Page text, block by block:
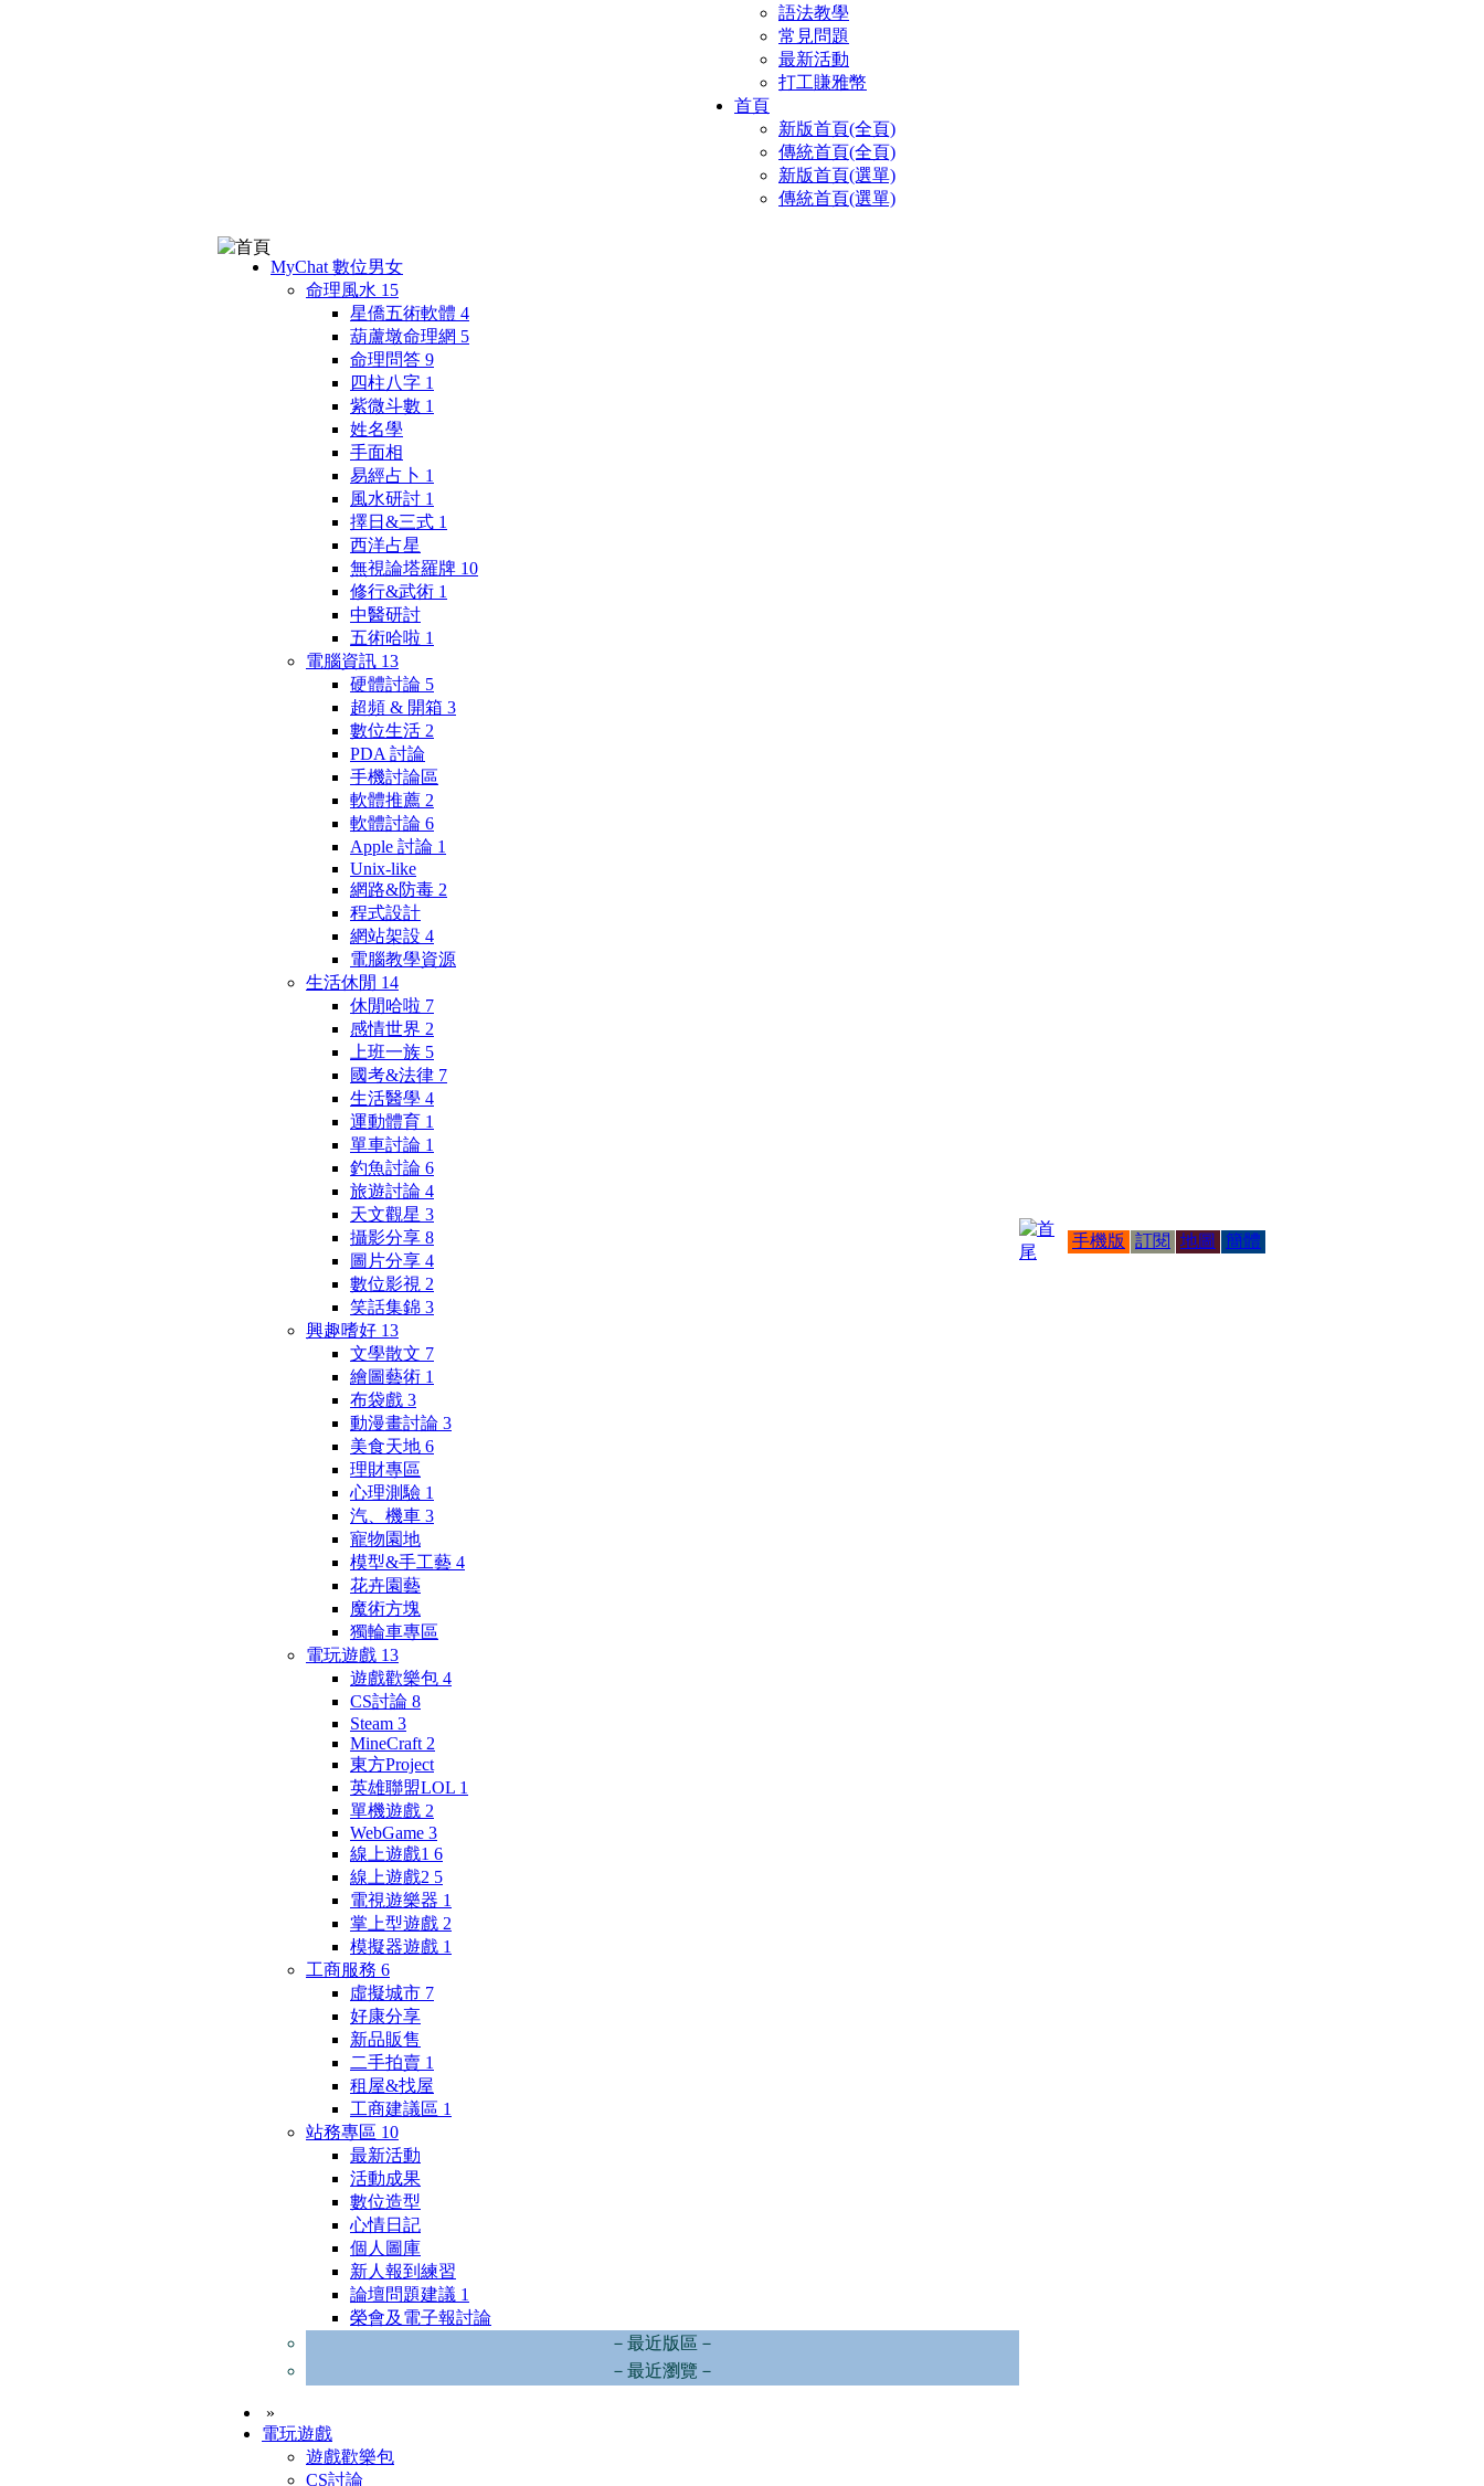
語法教學
常見問題
最新活動
打工賺雅幣
首頁
新版首頁(全頁)
傳統首頁(全頁)
新版首頁(選單)
傳統首頁(選單)
MyChat 數位男女
命理風水 15
星僑五術軟體 4
葫蘆墩命理網 5
命理問答 9
四柱八字 1
紫微斗數 1
姓名學
手面相
易經占卜 1
風水研討 1
擇日&三式 1
西洋占星
無視論塔羅牌 10
修行&武術 1
中醫研討
五術哈啦 1
電腦資訊 13
硬體討論 5
超頻 & 開箱 3
數位生活 2
PDA 討論
手機討論區
軟體推薦 2
軟體討論 6
Apple 討論 1
Unix-like
網路&防毒 2
程式設計
網站架設 4
電腦教學資源
生活休閒 14
休閒哈啦 7
感情世界 2
上班一族 5
國考&法律 7
生活醫學 4
運動體育 1
單車討論 1
釣魚討論 6
旅遊討論 4
天文觀星 3
攝影分享 8
圖片分享 4
數位影視 2
笑話集錦 3
興趣嗜好 13
文學散文 7
繪圖藝術 1
布袋戲 3
動漫畫討論 3
美食天地 6
理財專區
心理測驗 1
汽、機車 3
寵物園地
模型&手工藝 4
花卉園藝
魔術方塊
獨輪車專區
電玩遊戲 13
遊戲歡樂包 4
CS討論 8
Steam 3
MineCraft 2
東方Project
英雄聯盟LOL 1
單機遊戲 2
WebGame 3
線上遊戲1 6
線上遊戲2 5
電視遊樂器 1
掌上型遊戲 2
模擬器遊戲 1
工商服務 6
虛擬城市 7
好康分享
新品販售
二手拍賣 1
租屋&找屋
工商建議區 1
站務專區 10
最新活動
活動成果
數位造型
心情日記
個人圖庫
新人報到練習
論壇問題建議 1
榮會及電子報討論
－最近版區－
－最近瀏覽－
»
電玩遊戲
遊戲歡樂包
CS討論
手機版 訂閱 地圖 簡體